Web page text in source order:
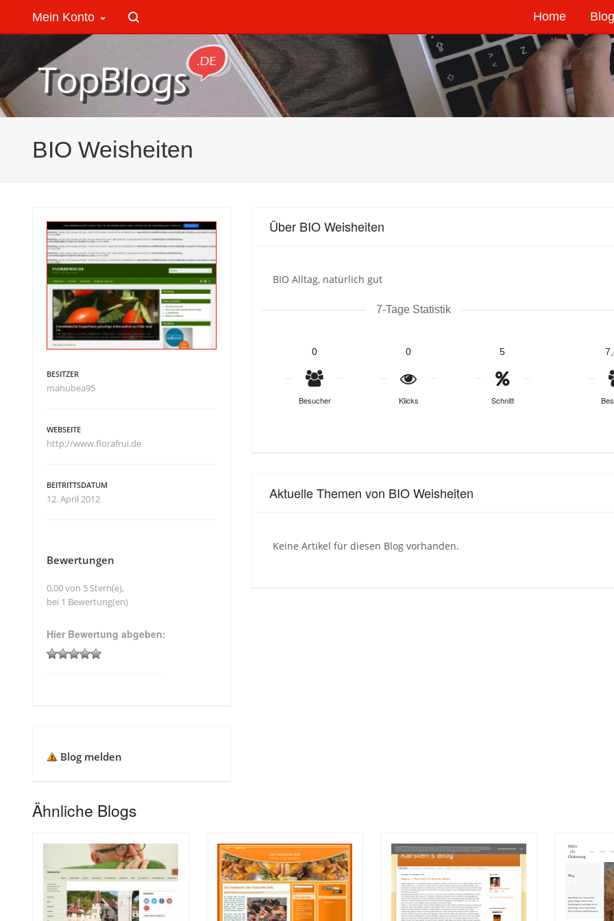
Home
Mein Konto
BIO Weisheiten
Über BIO Weisheiten
BIO Alltag, natürlich gut
7-Tage Statistik
0
Besucher
0
Klicks
5
Schnitt
Aktuelle Themen von BIO Weisheiten
Keine Artikel für diesen Blog vorhanden.
BESITZER
manubea95
WEBSEITE
http://www.florafrui.de
BEITRITTSDATUM
12. April 2012
Bewertungen
0,00 von 5 Stern(e),
bei 1 Bewertung(en)
Hier Bewertung abgeben:
Blog melden
Ähnliche Blogs